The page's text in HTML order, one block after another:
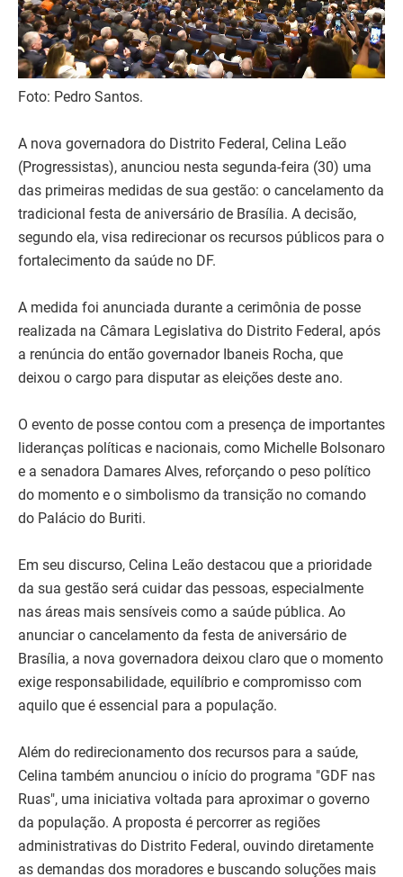
Foto: Pedro Santos.
A nova governadora do Distrito Federal, Celina Leão
(Progressistas), anunciou nesta segunda-feira (30) uma
das primeiras medidas de sua gestão: o cancelamento da
tradicional festa de aniversário de Brasília. A decisão,
segundo ela, visa redirecionar os recursos públicos para o
fortalecimento da saúde no DF.
A medida foi anunciada durante a cerimônia de posse
realizada na Câmara Legislativa do Distrito Federal, após
a renúncia do então governador Ibaneis Rocha, que
deixou o cargo para disputar as eleições deste ano.
O evento de posse contou com a presença de importantes
lideranças políticas e nacionais, como Michelle Bolsonaro
e a senadora Damares Alves, reforçando o peso político
do momento e o simbolismo da transição no comando
do Palácio do Buriti.
Em seu discurso, Celina Leão destacou que a prioridade
da sua gestão será cuidar das pessoas, especialmente
nas áreas mais sensíveis como a saúde pública. Ao
anunciar o cancelamento da festa de aniversário de
Brasília, a nova governadora deixou claro que o momento
exige responsabilidade, equilíbrio e compromisso com
aquilo que é essencial para a população.
Além do redirecionamento dos recursos para a saúde,
Celina também anunciou o início do programa "GDF nas
Ruas", uma iniciativa voltada para aproximar o governo
da população. A proposta é percorrer as regiões
administrativas do Distrito Federal, ouvindo diretamente
as demandas dos moradores e buscando soluções mais